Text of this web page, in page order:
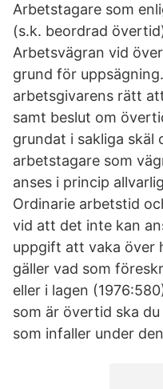
Arbetstagare som
(s.k. beordrad
Arbetsvägran vid
grund för
arbetsgivarens rätt
samt beslut om
grundat i sakliga skäl
arbetstagare som
anses i princip
Ordinarie arbetstid
vid att det inte kan
uppgift att vaka över
gäller vad som
eller i lagen
som är övertid ska
som infaller under